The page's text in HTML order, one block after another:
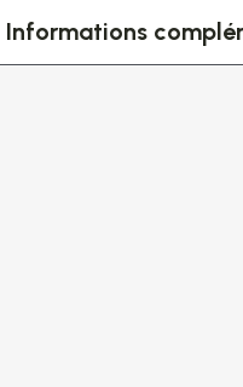
Informations